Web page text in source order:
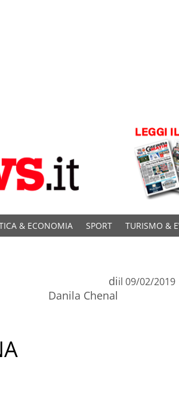
& ECONOMIA SPORT TURISMO &
di
Danila Chenal
il 09/02/2019